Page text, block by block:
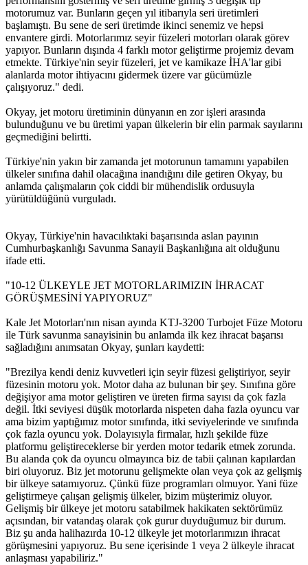
motorumuz var. Bunların geçen yıl itibarıyla seri üretimleri
başlamıştı. Bu sene de seri üretimde ikinci senemiz ve hepsi
envantere girdi. Motorlarımız seyir füzeleri motorları olarak görev
yapıyor. Bunların dışında 4 farklı motor geliştirme projemiz devam
etmekte. Türkiye'nin seyir füzeleri, jet ve kamikaze İHA'lar gibi
alanlarda motor ihtiyacını gidermek üzere var gücümüzle
çalışıyoruz." dedi.
Okyay, jet motoru üretiminin dünyanın en zor işleri arasında
bulunduğunu ve bu üretimi yapan ülkelerin bir elin parmak sayılarını
geçmediğini belirtti.
Türkiye'nin yakın bir zamanda jet motorunun tamamını yapabilen
ülkeler sınıfına dahil olacağına inandığını dile getiren Okyay, bu
anlamda çalışmaların çok ciddi bir mühendislik ordusuyla
yürütüldüğünü vurguladı.
Okyay, Türkiye'nin havacılıktaki başarısında aslan payının
Cumhurbaşkanlığı Savunma Sanayii Başkanlığına ait olduğunu
ifade etti.
"10-12 ÜLKEYLE JET MOTORLARIMIZIN İHRACAT
GÖRÜŞMESİNİ YAPIYORUZ"
Kale Jet Motorları'nın nisan ayında KTJ-3200 Turbojet Füze Motoru
ile Türk savunma sanayisinin bu anlamda ilk kez ihracat başarısı
sağladığını anımsatan Okyay, şunları kaydetti:
"Brezilya kendi deniz kuvvetleri için seyir füzesi geliştiriyor, seyir
füzesinin motoru yok. Motor daha az bulunan bir şey. Sınıfına göre
değişiyor ama motor geliştiren ve üreten firma sayısı da çok fazla
değil. İtki seviyesi düşük motorlarda nispeten daha fazla oyuncu var
ama bizim yaptığımız motor sınıfında, itki seviyelerinde ve sınıfında
çok fazla oyuncu yok. Dolayısıyla firmalar, hızlı şekilde füze
platformu geliştireceklerse bir yerden motor tedarik etmek zorunda.
Bu alanda çok da oyuncu olmayınca biz de tabii çalınan kapılardan
biri oluyoruz. Biz jet motorunu gelişmekte olan veya çok az gelişmiş
bir ülkeye satamıyoruz. Çünkü füze programları olmuyor. Yani füze
geliştirmeye çalışan gelişmiş ülkeler, bizim müşterimiz oluyor.
Gelişmiş bir ülkeye jet motoru satabilmek hakikaten sektörümüz
açısından, bir vatandaş olarak çok gurur duyduğumuz bir durum.
Biz şu anda halihazırda 10-12 ülkeyle jet motorlarımızın ihracat
görüşmesini yapıyoruz. Bu sene içerisinde 1 veya 2 ülkeyle ihracat
anlaşması yapabiliriz."